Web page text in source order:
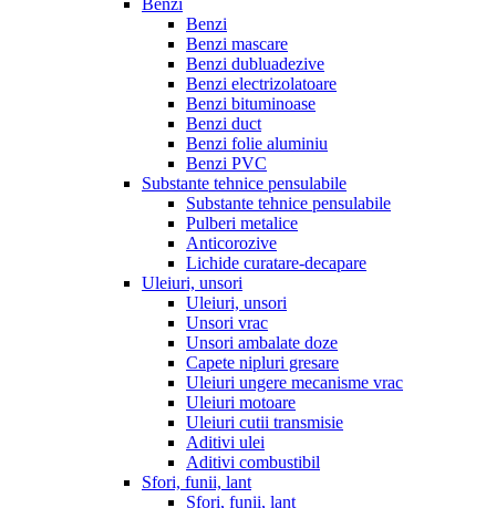
Benzi
Benzi mascare
Benzi dubluadezive
Benzi electrizolatoare
Benzi bituminoase
Benzi duct
Benzi folie aluminiu
Benzi PVC
Substante tehnice pensulabile
Substante tehnice pensulabile
Pulberi metalice
Anticorozive
Lichide curatare-decapare
Uleiuri, unsori
Uleiuri, unsori
Unsori vrac
Unsori ambalate doze
Capete nipluri gresare
Uleiuri ungere mecanisme vrac
Uleiuri motoare
Uleiuri cutii transmisie
Aditivi ulei
Aditivi combustibil
Sfori, funii, lant
Sfori, funii, lant